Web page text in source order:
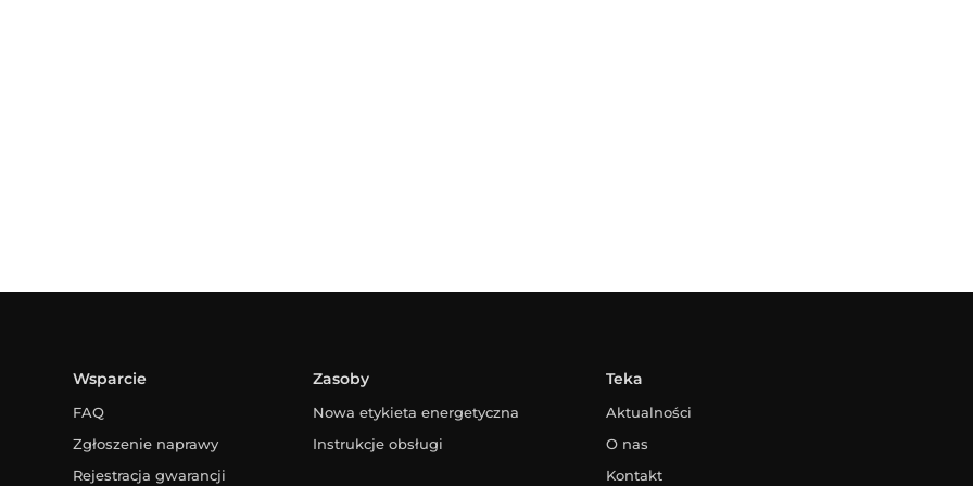
Wsparcie
FAQ
Zgłoszenie naprawy
Rejestracja gwarancji
Zasoby
Nowa etykieta energetyczna
Instrukcje obsługi
Teka
Aktualności
O nas
Kontakt